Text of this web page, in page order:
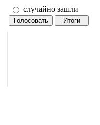
случайно зашли